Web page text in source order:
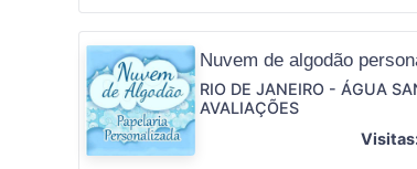
Nuvem de algodão
RIO DE JANEIRO - ÁGUA
AVALIAÇÕES